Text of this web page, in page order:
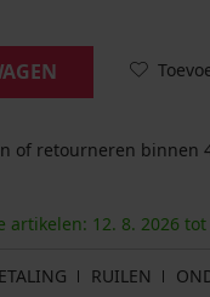
of retourneren binnen
artikelen: 12. 8. 2026 tot
RUILEN